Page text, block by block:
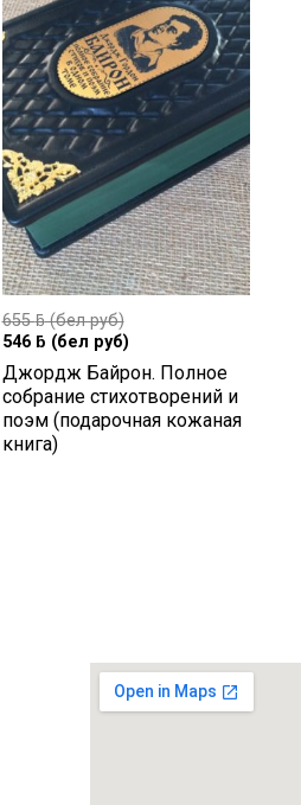
655ƃ(бел руб)
546 ƃ (бел руб)
Джордж Байрон. Полное
собрание стихотворений и
поэм (подарочная кожаная
книга)